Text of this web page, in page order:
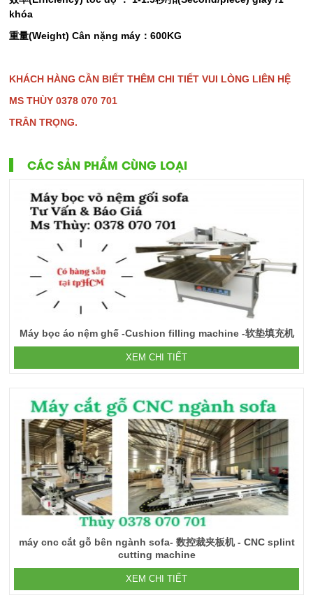
khóa
重量(Weight) Cân nặng máy：600KG
KHÁCH HÀNG CẦN BIẾT THÊM CHI TIẾT VUI LÒNG LIÊN HỆ
MS THÙY 0378 070 701
TRÂN TRỌNG.
CÁC SẢN PHẨM CÙNG LOẠI
Máy bọc áo nệm ghế -Cushion filling machine -软垫填充机
XEM CHI TIẾT
máy cnc cắt gỗ bên ngành sofa- 数控裁夹板机 - CNC splint
cutting machine
XEM CHI TIẾT